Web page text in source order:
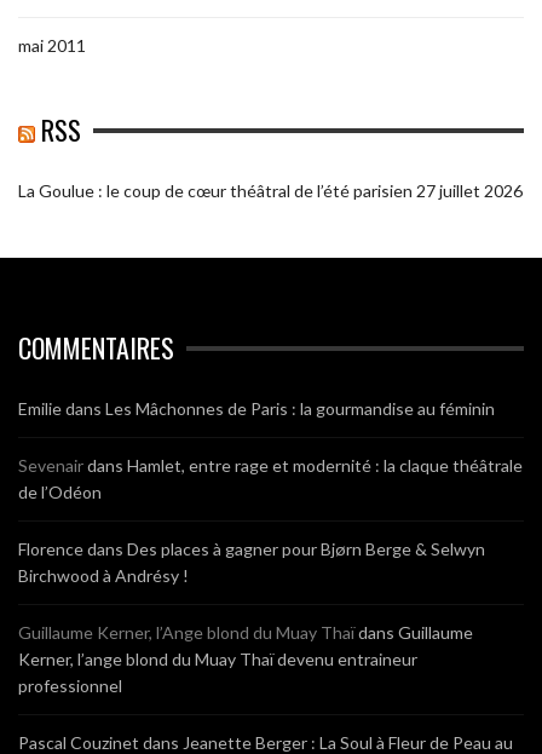
mai 2011
RSS
La Goulue : le coup de cœur théâtral de l’été parisien 27 juillet 2026
COMMENTAIRES
Emiliedans Les Mâchonnes de Paris : la gourmandise au féminin
Sevenairdans Hamlet, entre rage et modernité : la claque théâtrale
de l’Odéon
Florencedans Des places à gagner pour Bjørn Berge & Selwyn
Birchwood à Andrésy !
Guillaume Kerner, l’Ange blond du Muay Thaïdans Guillaume
Kerner, l’ange blond du Muay Thaï devenu entraineur
professionnel
Pascal Couzinet dans Jeanette Berger : La Soul à Fleur de Peau au